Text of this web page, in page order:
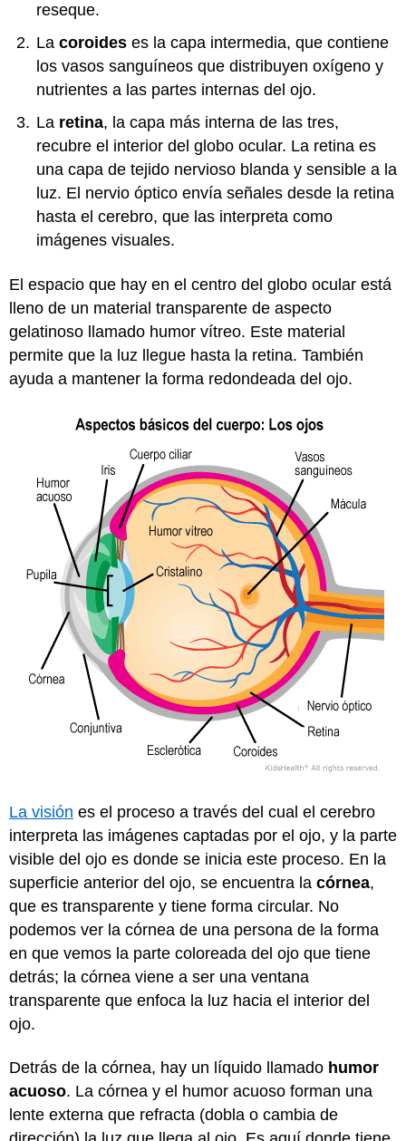
reseque.
La coroides es la capa intermedia, que contiene
los vasos sanguíneos que distribuyen oxígeno y
nutrientes a las partes internas del ojo.
La retina, la capa más interna de las tres,
recubre el interior del globo ocular. La retina es
una capa de tejido nervioso blanda y sensible a la
luz. El nervio óptico envía señales desde la retina
hasta el cerebro, que las interpreta como
imágenes visuales.
El espacio que hay en el centro del globo ocular está
lleno de un material transparente de aspecto
gelatinoso llamado humor vítreo. Este material
permite que la luz llegue hasta la retina. También
ayuda a mantener la forma redondeada del ojo.
La visión es el proceso a través del cual el cerebro
interpreta las imágenes captadas por el ojo, y la parte
visible del ojo es donde se inicia este proceso. En la
superficie anterior del ojo, se encuentra la córnea,
que es transparente y tiene forma circular. No
podemos ver la córnea de una persona de la forma
en que vemos la parte coloreada del ojo que tiene
detrás; la córnea viene a ser una ventana
transparente que enfoca la luz hacia el interior del
ojo.
Detrás de la córnea, hay un líquido llamado humor
acuoso. La córnea y el humor acuoso forman una
lente externa que refracta (dobla o cambia de